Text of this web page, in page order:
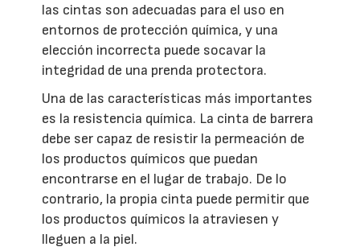
las cintas son adecuadas para el uso en
entornos de protección química, y una
elección incorrecta puede socavar la
integridad de una prenda protectora.
Una de las características más importantes
es la resistencia química. La cinta de barrera
debe ser capaz de resistir la permeación de
los productos químicos que puedan
encontrarse en el lugar de trabajo. De lo
contrario, la propia cinta puede permitir que
los productos químicos la atraviesen y
lleguen a la piel.